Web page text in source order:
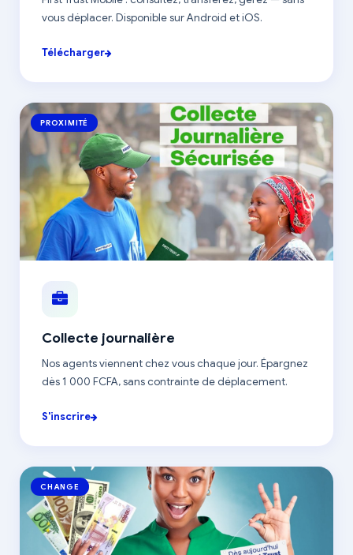
vous déplacer. Disponible sur Android et iOS.
Télécharger
PROXIMITÉ
Collecte journalière
Nos agents viennent chez vous chaque jour. Épargnez
dès 1 000 FCFA, sans contrainte de déplacement.
S'inscrire
CHANGE